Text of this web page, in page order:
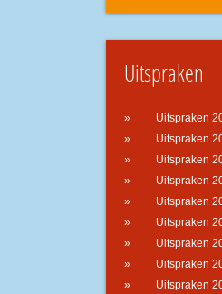
Uitspraken
Uitspraken
Uitspraken
Uitspraken
Uitspraken
Uitspraken
Uitspraken
Uitspraken
Uitspraken
Uitspraken